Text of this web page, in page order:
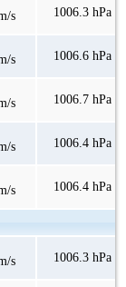
s 1006.3 hPa
s 1006.6 hPa
s 1006.7 hPa
s 1006.4 hPa
s 1006.4 hPa
s 1006.3 hPa